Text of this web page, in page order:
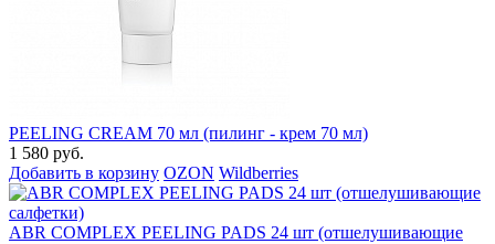
PEELING CREAM 70 мл (пилинг - крем 70 мл)
1 580 руб.
Добавить в корзину OZON Wildberries
ABR COMPLEX PEELING PADS 24 шт (отшелушивающие